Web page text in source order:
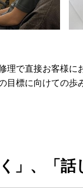
理で直接お客様
標に向けての歩
」、「話